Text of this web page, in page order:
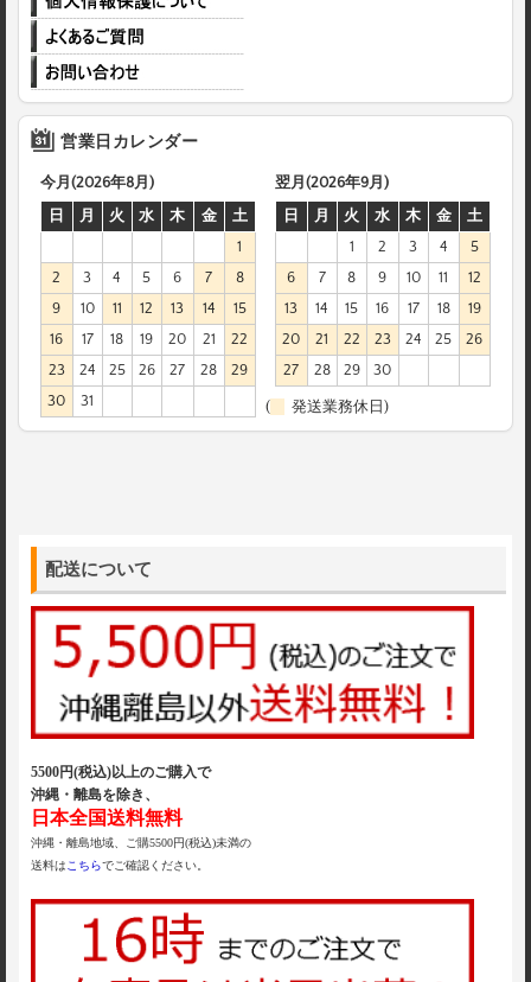
営業日カレンダー
今月(2026年8月)
日
月 火 水 木 金
土
1
2
3 4 5 6 7
8
9
10 11 12 13 14
15
16
17 18 19 20 21
22
23
24 25 26 27 28
29
30
31
翌月(2026年9月)
日
月 火 水 木 金
土
1
2 3 4
5
6
7 8 9 10 11
12
13
14 15 16 17 18
19
20
21 22 23 24 25
26
27
28 29 30
( 発送業務休日)
配送について
5500円(税込)以上のご購入で
沖縄・離島を除き、
日本全国送料無料
沖縄・離島地域、ご購5500円(税込)未満の
送料は こちらでご確認ください。